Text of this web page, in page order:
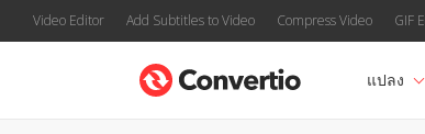
Video Editor Add Subtitles to Video Compress Video GIF
แปลง